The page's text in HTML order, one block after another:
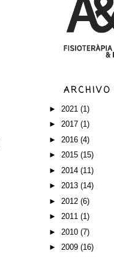
► 2021(1)
►2017(1)
► 2016(4)
►2015(15)
► 2014(11)
►2013(14)
► 2012(6)
►2011(1)
► 2010(7)
►2009(16)